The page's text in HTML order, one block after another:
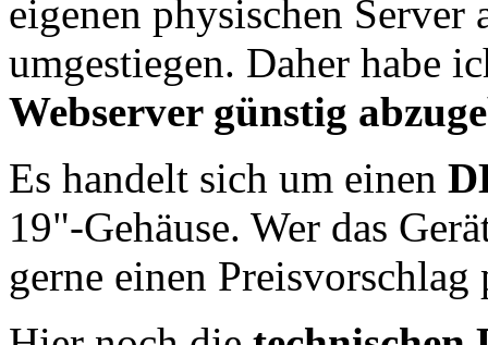
eigenen physischen Server
umgestiegen. Daher habe
Webserver günstig
Es handelt sich um einen
19"-Gehäuse. Wer das
gerne einen